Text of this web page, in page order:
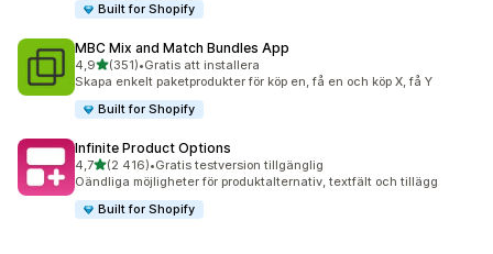
Built for Shopify
MBC Mix and Match Bundles App
4,9av 5 stjärnor
(351)
351 recensioner totalt
•Gratis att installera
Skapa enkelt paketprodukter för köp en, få en och köp X, få Y
Built for Shopify
Infinite Product Options
4,7av 5 stjärnor
(2 416)
2416 recensioner totalt
•Gratis testversion tillgänglig
Oändliga möjligheter för produktalternativ, textfält och tillägg
Built for Shopify